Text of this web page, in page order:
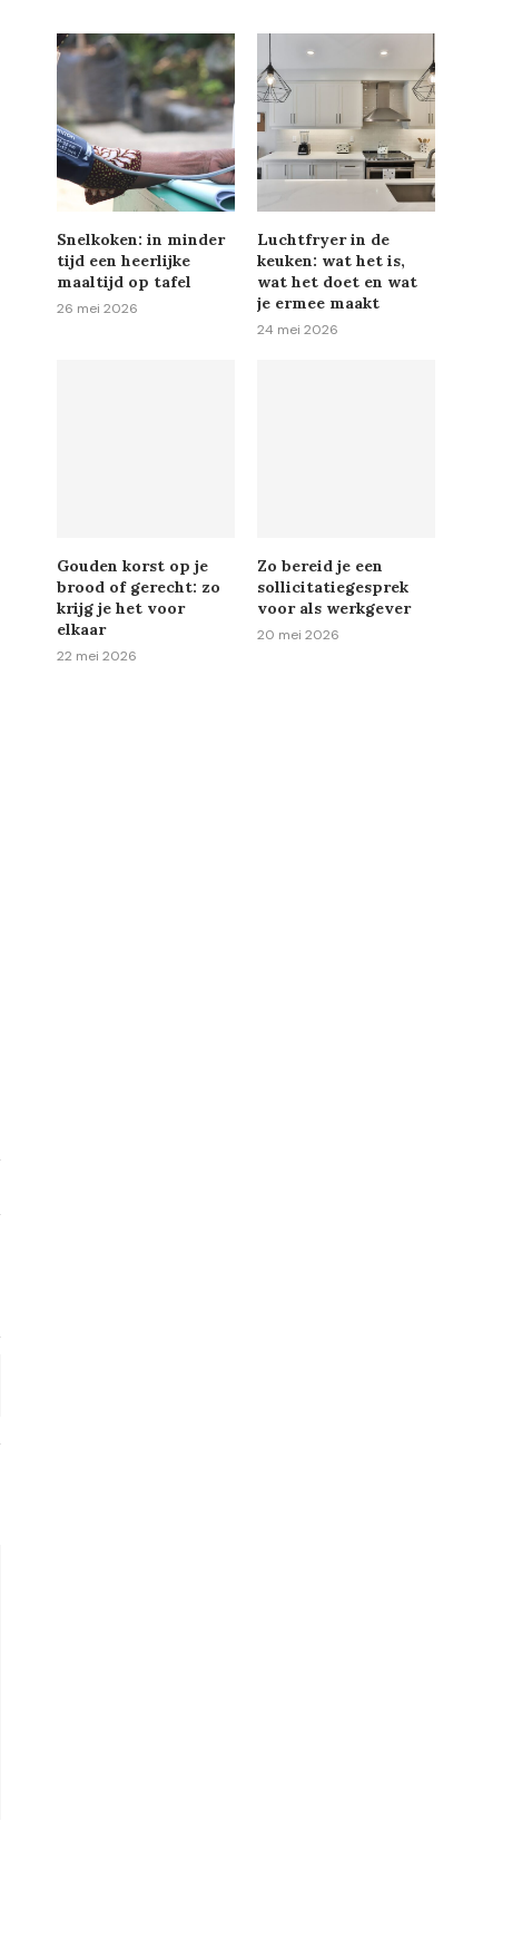
Snelkoken: in minder
tijd een heerlijke
maaltijd op tafel
26 mei 2026
Luchtfryer in de
keuken: wat het is,
wat het doet en wat
je ermee maakt
24 mei 2026
Gouden korst op je
brood of gerecht: zo
krijg je het voor
elkaar
22 mei 2026
Zo bereid je een
sollicitatiegesprek
voor als werkgever
20 mei 2026